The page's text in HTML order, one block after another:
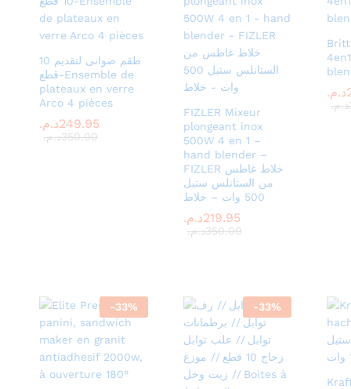
طقم صوانى لتقديم 10
قطع-Ensemble de
plateaux en verre
Arco 4 pièces
249.95د.م.
350.00د.م.
249.95د.م.
350.00د.م.
FIZLER Mixeur
plongeant inox
500W 4 en 1 –
hand blender –
FIZLER خلاط غاطس
من الستانلس ستيل
500 وات – خلاط
219.95د.م.
350.00د.م.
219.95د.م.
350.00د.م.
د.م.
د.م.
د.م.
د.م.
-33% -33%